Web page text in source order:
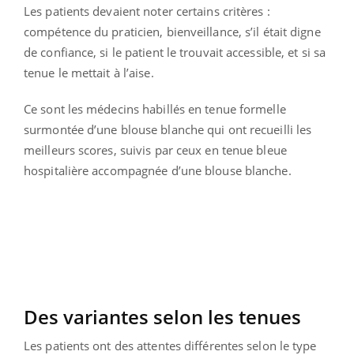
Les patients devaient noter certains critères :
compétence du praticien, bienveillance, s’il était digne
de confiance, si le patient le trouvait accessible, et si sa
tenue le mettait à l’aise.
Ce sont les médecins habillés en tenue formelle
surmontée d’une blouse blanche qui ont recueilli les
meilleurs scores, suivis par ceux en tenue bleue
hospitalière accompagnée d’une blouse blanche.
Des variantes selon les tenues
Les patients ont des attentes différentes selon le type